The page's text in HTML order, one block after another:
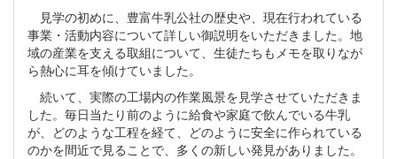
見学の初めに、豊富牛乳公社の歴史や、現在行われている
事業・活動内容について詳しい御説明をいただきました。地
域の産業を支える取組について、生徒たちもメモを取りなが
ら熱心に耳を傾けていました。
続いて、実際の工場内の作業風景を見学させていただきま
した。毎日当たり前のように給食や家庭で飲んでいる牛乳
が、どのような工程を経て、どのように安全に作られている
のかを間近で見ることで、多くの新しい発見がありました。